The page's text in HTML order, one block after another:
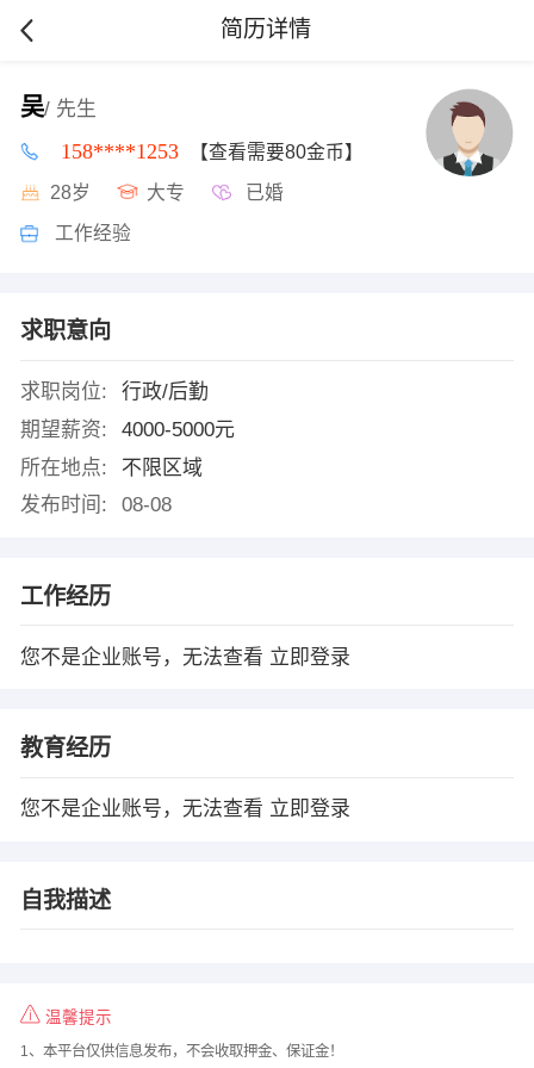
简历详情
吴/ 先生
158****1253 【查看需要80金币】
28岁 大专 已婚
工作经验
求职意向
求职岗位:
行政/后勤
期望薪资:
4000-5000元
所在地点:
不限区域
发布时间:
08-08
工作经历
您不是企业账号，无法查看 立即登录
教育经历
您不是企业账号，无法查看 立即登录
自我描述
温馨提示
1、本平台仅供信息发布，不会收取押金、保证金！